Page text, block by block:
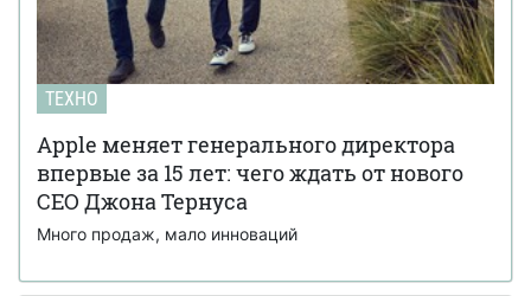
ТЕХНО
Apple меняет генерального директора
впервые за 15 лет: чего ждать от нового
CEO Джона Тернуса
Много продаж, мало инноваций